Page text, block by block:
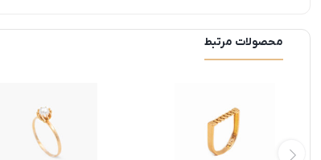
محصولات مرتبط